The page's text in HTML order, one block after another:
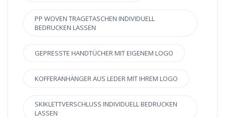
PP WOVEN TRAGETASCHEN INDIVIDUELL
BEDRUCKEN LASSEN
GEPRESSTE HANDTÜCHER MIT EIGENEM LOGO
KOFFERANHÄNGER AUS LEDER MIT IHREM LOGO
SKIKLETTVERSCHLUSS INDIVIDUELL BEDRUCKEN
LASSEN